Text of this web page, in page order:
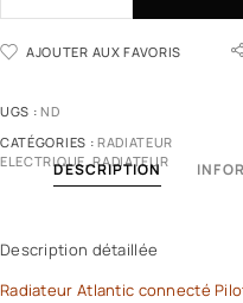
AJOUTER AUX FAVORIS
UGS :ND
CATÉGORIES : RADIATEUR
ELECTRIQUE,RADIATEUR
DESCRIPTION
Description détaillée
Radiateur Atlantic connecté